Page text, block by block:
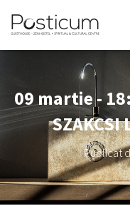
09 martie -
SZAKCSI
Publicat